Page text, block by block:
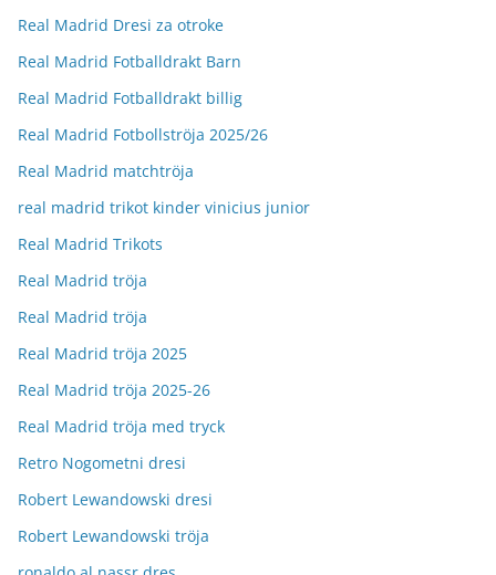
Real Madrid Dresi za otroke
Real Madrid Fotballdrakt Barn
Real Madrid Fotballdrakt billig
Real Madrid Fotbollströja 2025/26
Real Madrid matchtröja
real madrid trikot kinder vinicius junior
Real Madrid Trikots
Real Madrid tröja
Real Madrid tröja
Real Madrid tröja 2025
Real Madrid tröja 2025-26
Real Madrid tröja med tryck
Retro Nogometni dresi
Robert Lewandowski dresi
Robert Lewandowski tröja